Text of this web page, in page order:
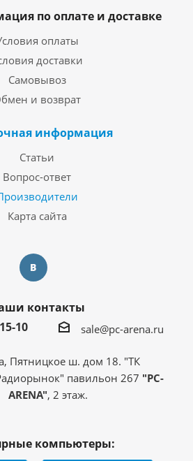
по оплате и доставке
оплаты
доставки
Самовывоз
и возврат
информация
Статьи
Вопрос-ответ
Карта сайта
контакты
10
sale@pc-arena.ru
Пятницкое ш. дом 18. "ТК
павильон 267 "PC-
ARENA", 2 этаж.
компьютеры: